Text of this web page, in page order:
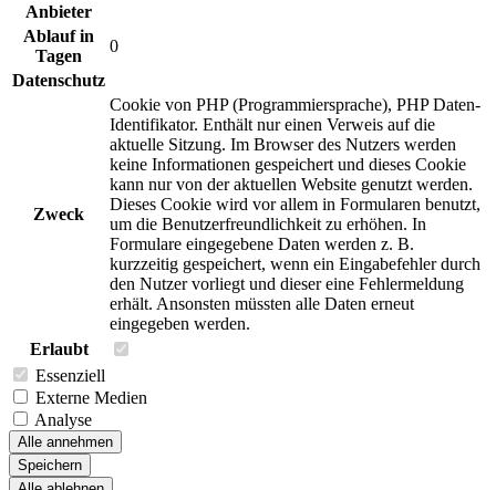
Anbieter
Ablauf in
Tagen
0
Datenschutz
Zweck
Cookie von PHP (Programmiersprache), PHP Daten-
Identifikator. Enthält nur einen Verweis auf die
aktuelle Sitzung. Im Browser des Nutzers werden
keine Informationen gespeichert und dieses Cookie
kann nur von der aktuellen Website genutzt werden.
Dieses Cookie wird vor allem in Formularen benutzt,
um die Benutzerfreundlichkeit zu erhöhen. In
Formulare eingegebene Daten werden z. B.
kurzzeitig gespeichert, wenn ein Eingabefehler durch
den Nutzer vorliegt und dieser eine Fehlermeldung
erhält. Ansonsten müssten alle Daten erneut
eingegeben werden.
Erlaubt
Essenziell
Externe Medien
Analyse
Alle annehmen
Speichern